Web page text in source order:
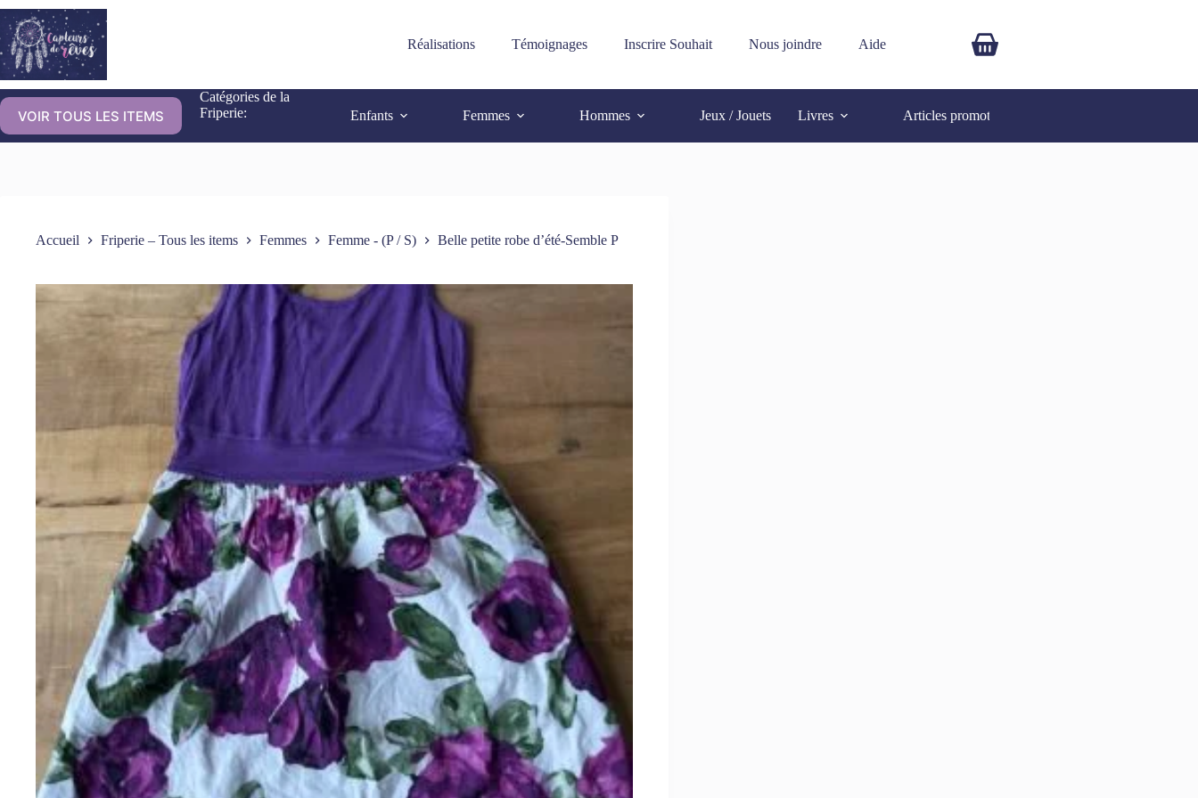
Réalisations Témoignages Inscrire Souhait Nous joindre Aide
VOIR TOUS LES ITEMS
Catégories de la
Friperie:
Enfants Femmes Hommes Jeux / Jouets Livres Articles promotionnels
Accueil Friperie – Tous les items Femmes Femme - (P / S) Belle petite robe d’été-Semble P